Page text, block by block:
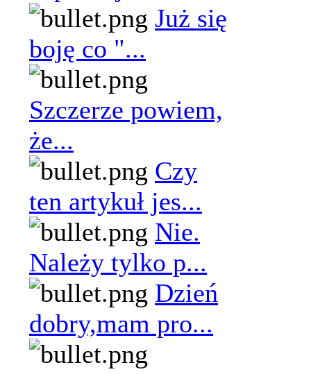
Już się
boję co "...
Szczerze powiem,
że...
Czy
ten artykuł jes...
Nie.
Należy tylko p...
Dzień
dobry,mam pro...